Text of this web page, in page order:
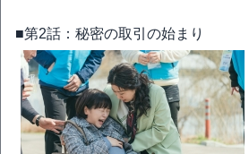
■第2話：秘密の取引の始まり